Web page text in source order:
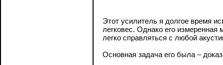
Этот усилитель я долгое время
легковес. Однако его
легко справляться с любой
Основная задача его была –